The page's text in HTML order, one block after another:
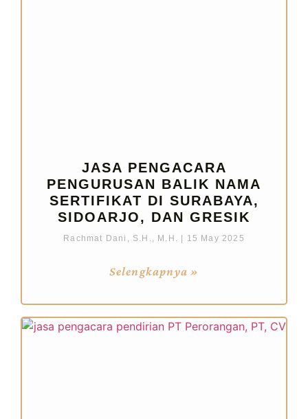
JASA PENGACARA
PENGURUSAN BALIK NAMA
SERTIFIKAT DI SURABAYA,
SIDOARJO, DAN GRESIK
Rachmat Dani, S.H., M.H. 15 May 2025
Selengkapnya »